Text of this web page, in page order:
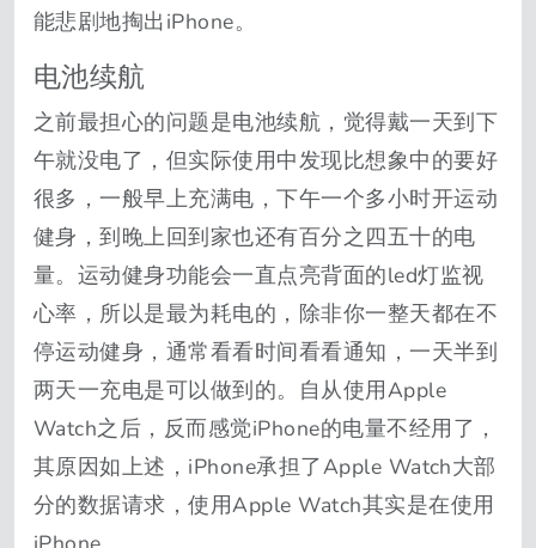
能悲剧地掏出iPhone。
电池续航
之前最担心的问题是电池续航，觉得戴一天到下
午就没电了，但实际使用中发现比想象中的要好
很多，一般早上充满电，下午一个多小时开运动
健身，到晚上回到家也还有百分之四五十的电
量。运动健身功能会一直点亮背面的led灯监视
心率，所以是最为耗电的，除非你一整天都在不
停运动健身，通常看看时间看看通知，一天半到
两天一充电是可以做到的。自从使用Apple
Watch之后，反而感觉iPhone的电量不经用了，
其原因如上述，iPhone承担了Apple Watch大部
分的数据请求，使用Apple Watch其实是在使用